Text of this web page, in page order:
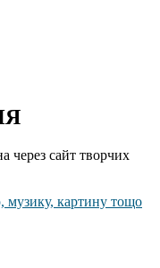
через сайт творчих